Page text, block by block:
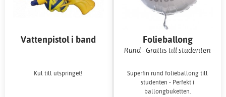
Vattenpistol i band
Kul till utspringet!
Folieballong
Rund - Grattis till studenten
Superfin rund folieballong till
studenten - Perfekt i
ballongbuketten.